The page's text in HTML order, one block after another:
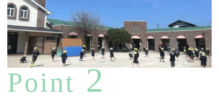
Point2